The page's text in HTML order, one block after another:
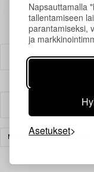
Napsauttamalla
tallentamiseen
parantamiseksi,
ja
Asetukset
MATOT TYHJENNÄ